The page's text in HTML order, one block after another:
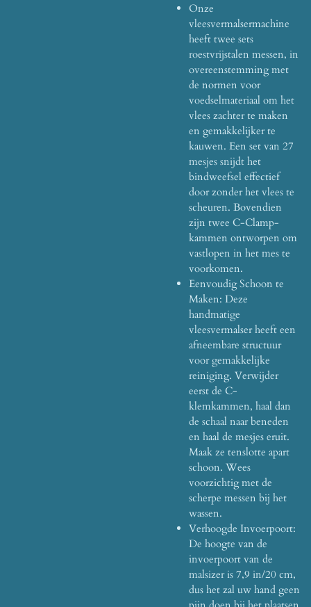
Onze
vleesvermalsermachine
heeft twee sets
roestvrijstalen messen, in
overeenstemming met
de normen voor
voedselmateriaal om het
vlees zachter te maken
en gemakkelijker te
kauwen. Een set van 27
mesjes snijdt het
bindweefsel effectief
door zonder het vlees te
scheuren. Bovendien
zijn twee C-Clamp-
kammen ontworpen om
vastlopen in het mes te
voorkomen.
Eenvoudig Schoon te
Maken: Deze
handmatige
vleesvermalser heeft een
afneembare structuur
voor gemakkelijke
reiniging. Verwijder
eerst de C-
klemkammen, haal dan
de schaal naar beneden
en haal de mesjes eruit.
Maak ze tenslotte apart
schoon. Wees
voorzichtig met de
scherpe messen bij het
wassen.
Verhoogde Invoerpoort:
De hoogte van de
invoerpoort van de
malsizer is 7,9 in/20 cm,
dus het zal uw hand geen